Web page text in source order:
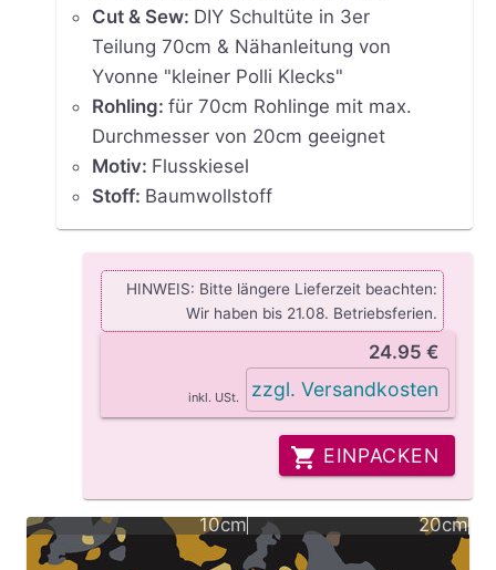
Cut & Sew: DIY Schultüte in 3er
Teilung 70cm & Nähanleitung von
Yvonne "kleiner Polli Klecks"
Rohling: für 70cm Rohlinge mit max.
Durchmesser von 20cm geeignet
Motiv: Flusskiesel
Stoff: Baumwollstoff
HINWEIS: Bitte längere Lieferzeit beachten:
Wir haben bis 21.08. Betriebsferien.
24.95 €
inkl. USt. zzgl. Versandkosten
EINPACKEN
10cm 20cm